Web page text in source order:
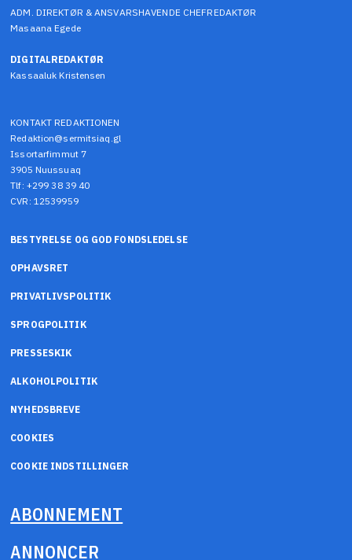
ADM. DIREKTØR & ANSVARSHAVENDE CHEFREDAKTØR
Masaana Egede
DIGITALREDAKTØR
Kassaaluk Kristensen
KONTAKT REDAKTIONEN
Redaktion@sermitsiaq.gl
Issortarfimmut 7
3905 Nuussuaq
Tlf: +299 38 39 40
CVR: 12539959
BESTYRELSE OG GOD FONDSLEDELSE
OPHAVSRET
PRIVATLIVSPOLITIK
SPROGPOLITIK
PRESSESKIK
ALKOHOLPOLITIK
NYHEDSBREVE
COOKIES
COOKIE INDSTILLINGER
ABONNEMENT
ANNONCER